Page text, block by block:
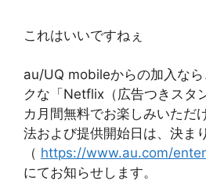
これはいいですねぇ
au/UQ mobileからの加入な
クな「Netflix（広告つきスタ
カ月間無料でお楽しみいただ
法および提供開始日は、決ま
（ https://www.au.com/
にてお知らせします。